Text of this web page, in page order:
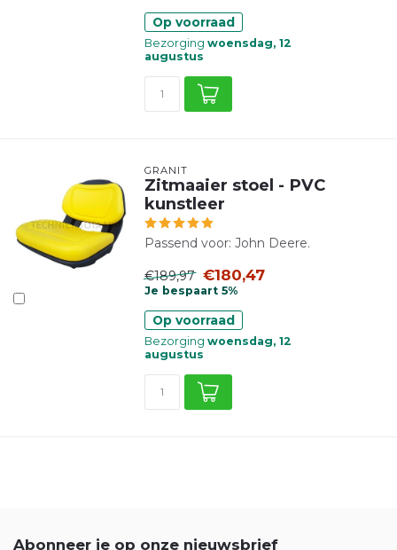
Op voorraad
Bezorging woensdag, 12
augustus
GRANIT
Zitmaaier stoel - PVC
kunstleer
Passend voor: John Deere.
€189,97 €180,47
Je bespaart 5%
Op voorraad
Bezorging woensdag, 12
augustus
Abonneer je op onze nieuwsbrief